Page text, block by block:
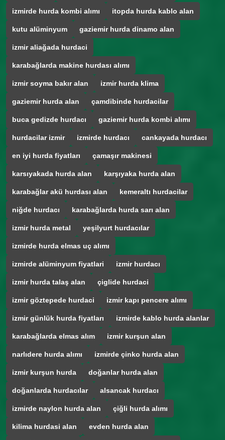
izmirde hurda kombi alımı itopda hurda kablo alan
kutu alüminyum gaziemir hurda dinamo alan
izmir aliağada hurdaci
karabağlarda makine hurdası alımı
izmir soyma bakır alan izmir hurda klima
gaziemir hurda alan çamdibinde hurdacilar
buca gedizde hurdacı gaziemir hurda kombi alımı
hurdacilar izmir izmirde hurdacı cankayada hurdacı
en iyi hurda fiyatları çamaşır makinesi
karsıyakada hurda alan karşıyaka hurda alan
karabağlar akü hurdası alan kemeraltı hurdacilar
niğde hurdacı karabağlarda hurda sarı alan
izmir hurda metal yeşilyurt hurdacılar
izmirde hurda elmas uç alımı
izmirde alüminyum fiyatlari izmir hurdacı
izmir hurda talaş alan çiglide hurdaci
izmir göztepede hurdaci izmir kapı pencere alımı
izmir günlük hurda fiyatları izmirde kablo hurda alanlar
karabağlarda elmas alım izmir kurşun alan
narlıdere hurda alımı izmirde çinko hurda alan
izmir kurşun hurda doğanlar hurda alan
doğanlarda hurdacılar alsancak hurdacı
izmirde naylon hurda alan çiğli hurda alımı
kilima hurdasi alan evden hurda alan